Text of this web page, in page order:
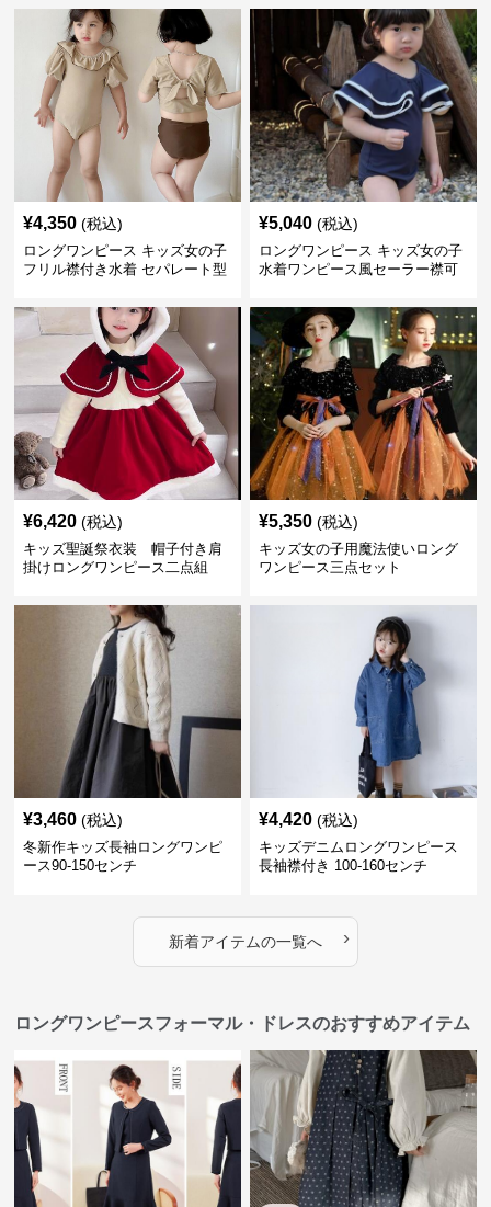
¥4,350 (税込)
ロングワンピース キッズ女の子
フリル襟付き水着 セパレート型
¥5,040 (税込)
ロングワンピース キッズ女の子
水着ワンピース風セーラー襟可
¥6,420 (税込)
キッズ聖誕祭衣装 帽子付き肩
掛けロングワンピース二点組
¥5,350 (税込)
キッズ女の子用魔法使いロング
ワンピース三点セット
¥3,460 (税込)
冬新作キッズ長袖ロングワンピ
ース90-150センチ
¥4,420 (税込)
キッズデニムロングワンピース
長袖襟付き 100-160センチ
新着アイテムの一覧へ ›
ロングワンピースフォーマル・ドレスのおすすめアイテム